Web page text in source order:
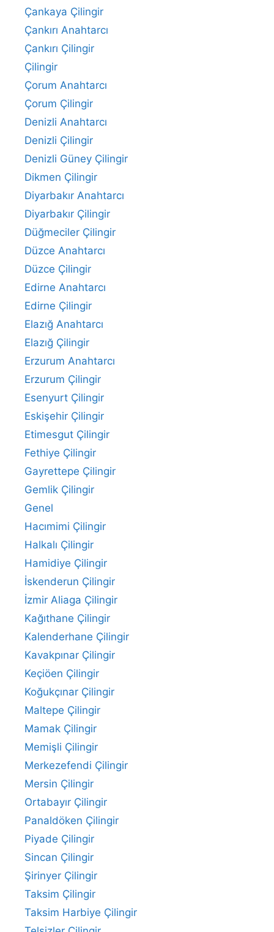
Çankaya Çilingir
Çankırı Anahtarcı
Çankırı Çilingir
Çilingir
Çorum Anahtarcı
Çorum Çilingir
Denizli Anahtarcı
Denizli Çilingir
Denizli Güney Çilingir
Dikmen Çilingir
Diyarbakır Anahtarcı
Diyarbakır Çilingir
Düğmeciler Çilingir
Düzce Anahtarcı
Düzce Çilingir
Edirne Anahtarcı
Edirne Çilingir
Elazığ Anahtarcı
Elazığ Çilingir
Erzurum Anahtarcı
Erzurum Çilingir
Esenyurt Çilingir
Eskişehir Çilingir
Etimesgut Çilingir
Fethiye Çilingir
Gayrettepe Çilingir
Gemlik Çilingir
Genel
Hacımimi Çilingir
Halkalı Çilingir
Hamidiye Çilingir
İskenderun Çilingir
İzmir Aliaga Çilingir
Kağıthane Çilingir
Kalenderhane Çilingir
Kavakpınar Çilingir
Keçiöen Çilingir
Koğukçınar Çilingir
Maltepe Çilingir
Mamak Çilingir
Memişli Çilingir
Merkezefendi Çilingir
Mersin Çilingir
Ortabayır Çilingir
Panaldöken Çilingir
Piyade Çilingir
Sincan Çilingir
Şirinyer Çilingir
Taksim Çilingir
Taksim Harbiye Çilingir